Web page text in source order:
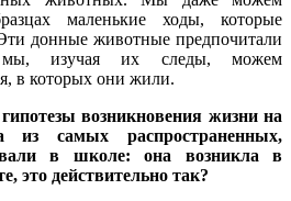
маленькие ходы, которые
донные животные предпочитали
изучая их следы, можем
в которых они жили.
возникновения жизни на
из самых распространенных,
в школе: она возникла в
это действительно так?